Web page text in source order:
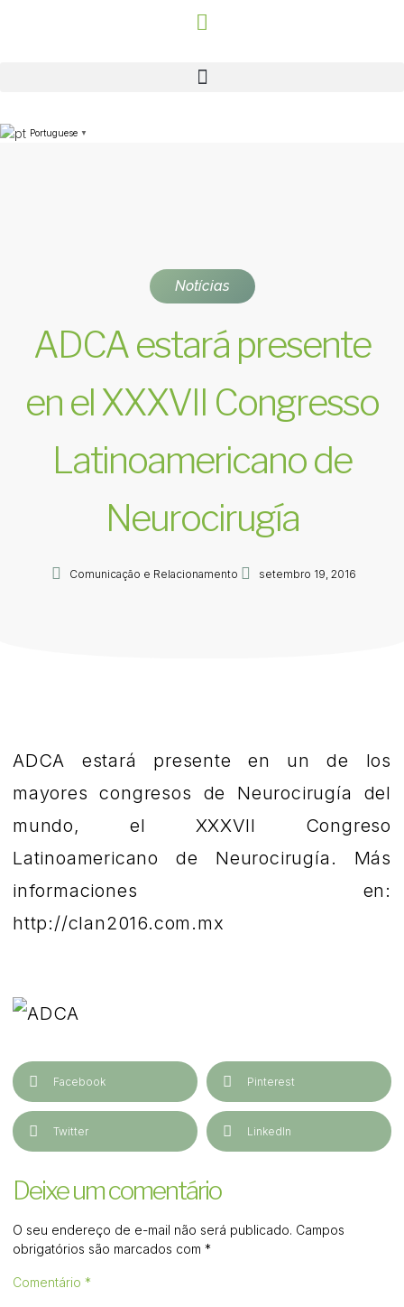
Portuguese ▼
Notícias
ADCA estará presente
en el XXXVII Congresso
Latinoamericano de
Neurocirugía
Comunicação e Relacionamento setembro 19, 2016
ADCA estará presente en un de los
mayores congresos de Neurocirugía del
mundo, el XXXVII Congreso
Latinoamericano de Neurocirugía. Más
informaciones en:
http://clan2016.com.mx
Facebook Pinterest
Twitter LinkedIn
Deixe um comentário
O seu endereço de e-mail não será publicado. Campos
obrigatórios são marcados com *
Comentário *